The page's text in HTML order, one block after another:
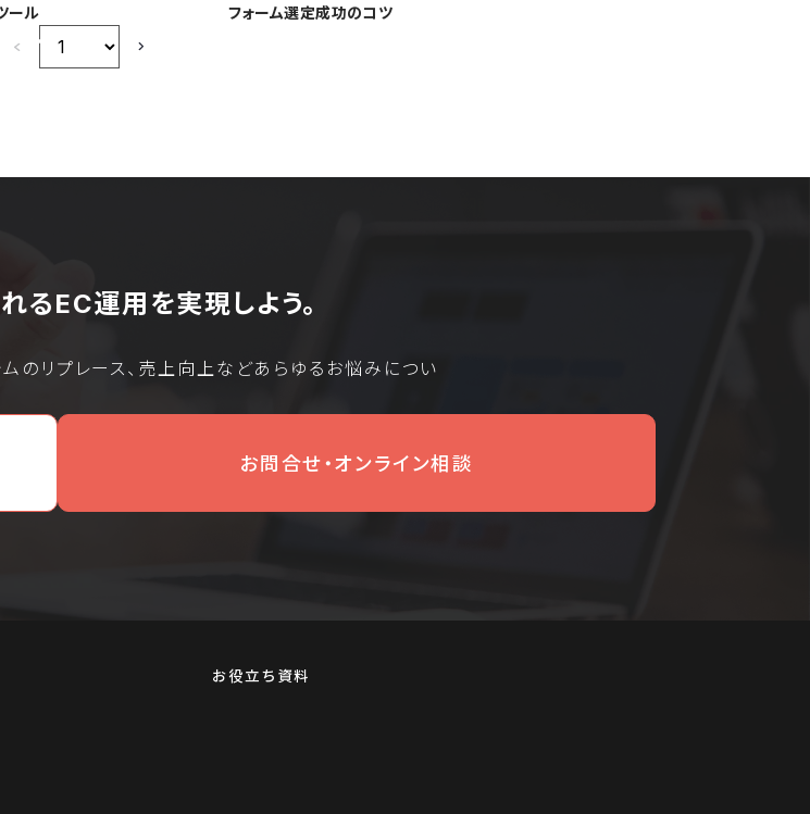
ール
フォーム選定成功のコツ
るEC運用を実現しよう。
のリプレース、売上向上などあらゆるお悩みについ
お問合せ・オンライン相談
お役立ち資料